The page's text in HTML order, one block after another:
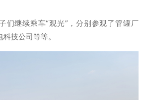
们继续乘车“观光”，分别参观了管罐厂
技公司等等。